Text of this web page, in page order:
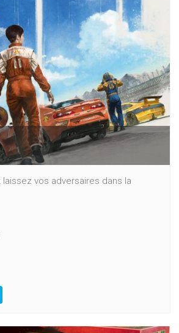
vos adversaires dans la